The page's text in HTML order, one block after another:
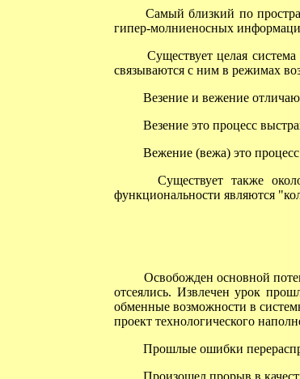
Самый близкий по
гипер-молниеносных
Существует целая
связываются с ним в режимах
Везение и вежение
Везение это процесс
Вежение (вежа) это
Существует также
функциональности являются
Освобожден основной
отсеялись. Извлечен урок
обменные возможности в
проект технологического
Прошлые ошибки